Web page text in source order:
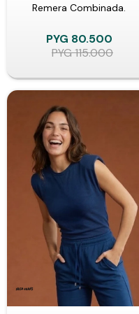
Remera Combinada.
PYG 80.500
PYG115.000